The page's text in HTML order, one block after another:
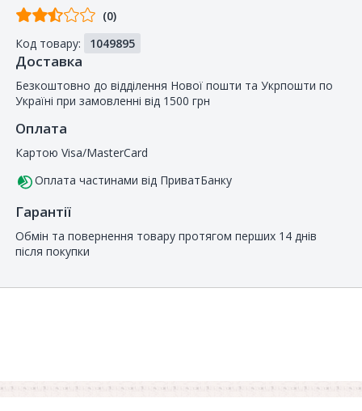
Відгуків
покупців
(0)
Код товару:
1049895
Доставка
Безкоштовно до відділення Нової пошти та Укрпошти по
Україні при замовленні від 1500 грн
Оплата
Картою Visa/MasterCard
Оплата частинами від ПриватБанку
Гарантії
Обмін та повернення товару протягом перших 14 днів
після покупки